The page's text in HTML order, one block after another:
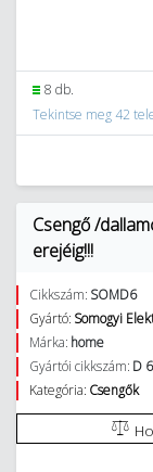
8 db.
Tekintse meg 42
Csengő /
erejéig!!!
Cikkszám: SOMD6
Gyártó: Somogyi
Márka: home
Gyártói cikkszám: D 6
Kategória: Csengők